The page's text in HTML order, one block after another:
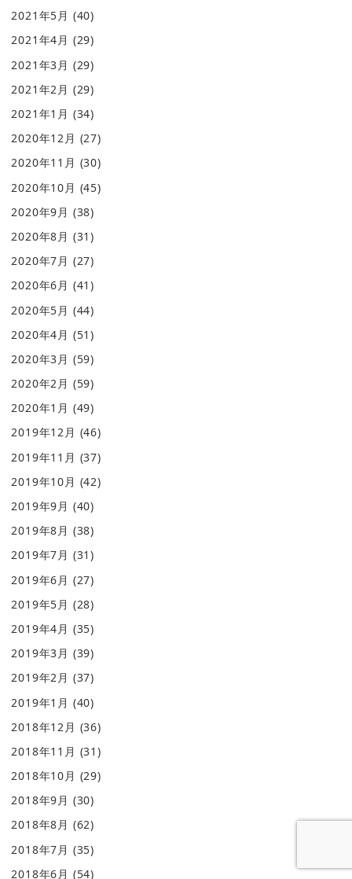
2021年5月 (40)
2021年4月 (29)
2021年3月 (29)
2021年2月 (29)
2021年1月 (34)
2020年12月 (27)
2020年11月 (30)
2020年10月 (45)
2020年9月 (38)
2020年8月 (31)
2020年7月 (27)
2020年6月 (41)
2020年5月 (44)
2020年4月 (51)
2020年3月 (59)
2020年2月 (59)
2020年1月 (49)
2019年12月 (46)
2019年11月 (37)
2019年10月 (42)
2019年9月 (40)
2019年8月 (38)
2019年7月 (31)
2019年6月 (27)
2019年5月 (28)
2019年4月 (35)
2019年3月 (39)
2019年2月 (37)
2019年1月 (40)
2018年12月 (36)
2018年11月 (31)
2018年10月 (29)
2018年9月 (30)
2018年8月 (62)
2018年7月 (35)
2018年6月 (54)